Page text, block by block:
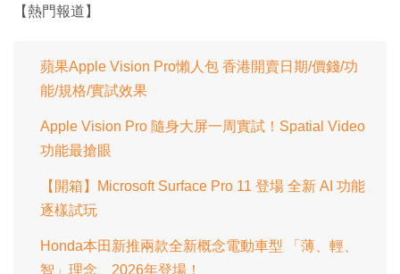
【熱門報道】
蘋果Apple Vision Pro懶人包 香港開賣日期/價錢/功
能/規格/實試效果
Apple Vision Pro 隨身大屏一周實試！Spatial Video
功能最搶眼
【開箱】Microsoft Surface Pro 11 登場 全新 AI 功能
逐樣試玩
Honda本田新推兩款全新概念電動車型 「薄、輕、
智」理念、2026年登場！